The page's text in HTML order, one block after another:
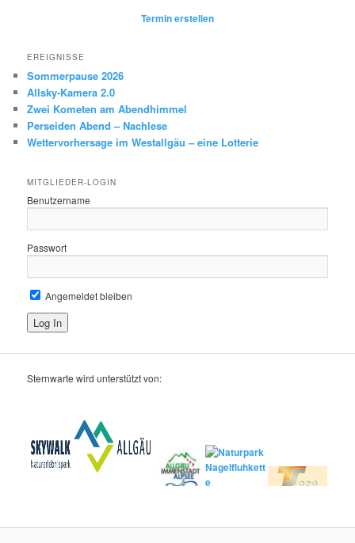
Termin erstellen
EREIGNISSE
Sommerpause 2026
Allsky-Kamera 2.0
Zwei Kometen am Abendhimmel
Perseiden Abend – Nachlese
Wettervorhersage im Westallgäu – eine Lotterie
MITGLIEDER-LOGIN
Benutzername
Passwort
Angemeldet bleiben
Sternwarte wird unterstützt von: